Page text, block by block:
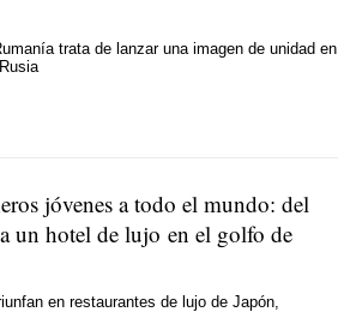
trata de lanzar una imagen de unidad en
jóvenes a todo el mundo: del
un hotel de lujo en el golfo de
en restaurantes de lujo de Japón,